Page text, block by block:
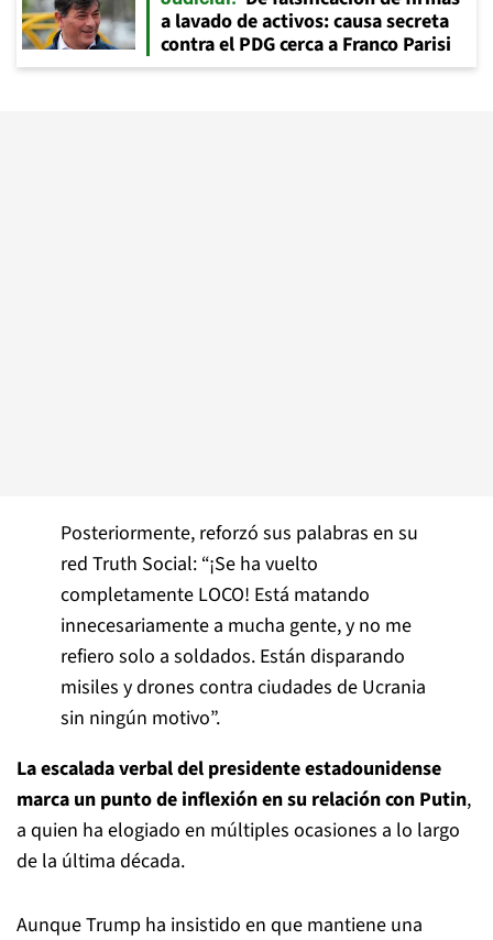
a lavado de activos: causa secreta
contra el PDG cerca a Franco Parisi
Posteriormente, reforzó sus palabras en su
red Truth Social: “¡Se ha vuelto
completamente LOCO! Está matando
innecesariamente a mucha gente, y no me
refiero solo a soldados. Están disparando
misiles y drones contra ciudades de Ucrania
sin ningún motivo”.
La escalada verbal del presidente estadounidense
marca un punto de inflexión en su relación con Putin,
a quien ha elogiado en múltiples ocasiones a lo largo
de la última década.
Aunque Trump ha insistido en que mantiene una